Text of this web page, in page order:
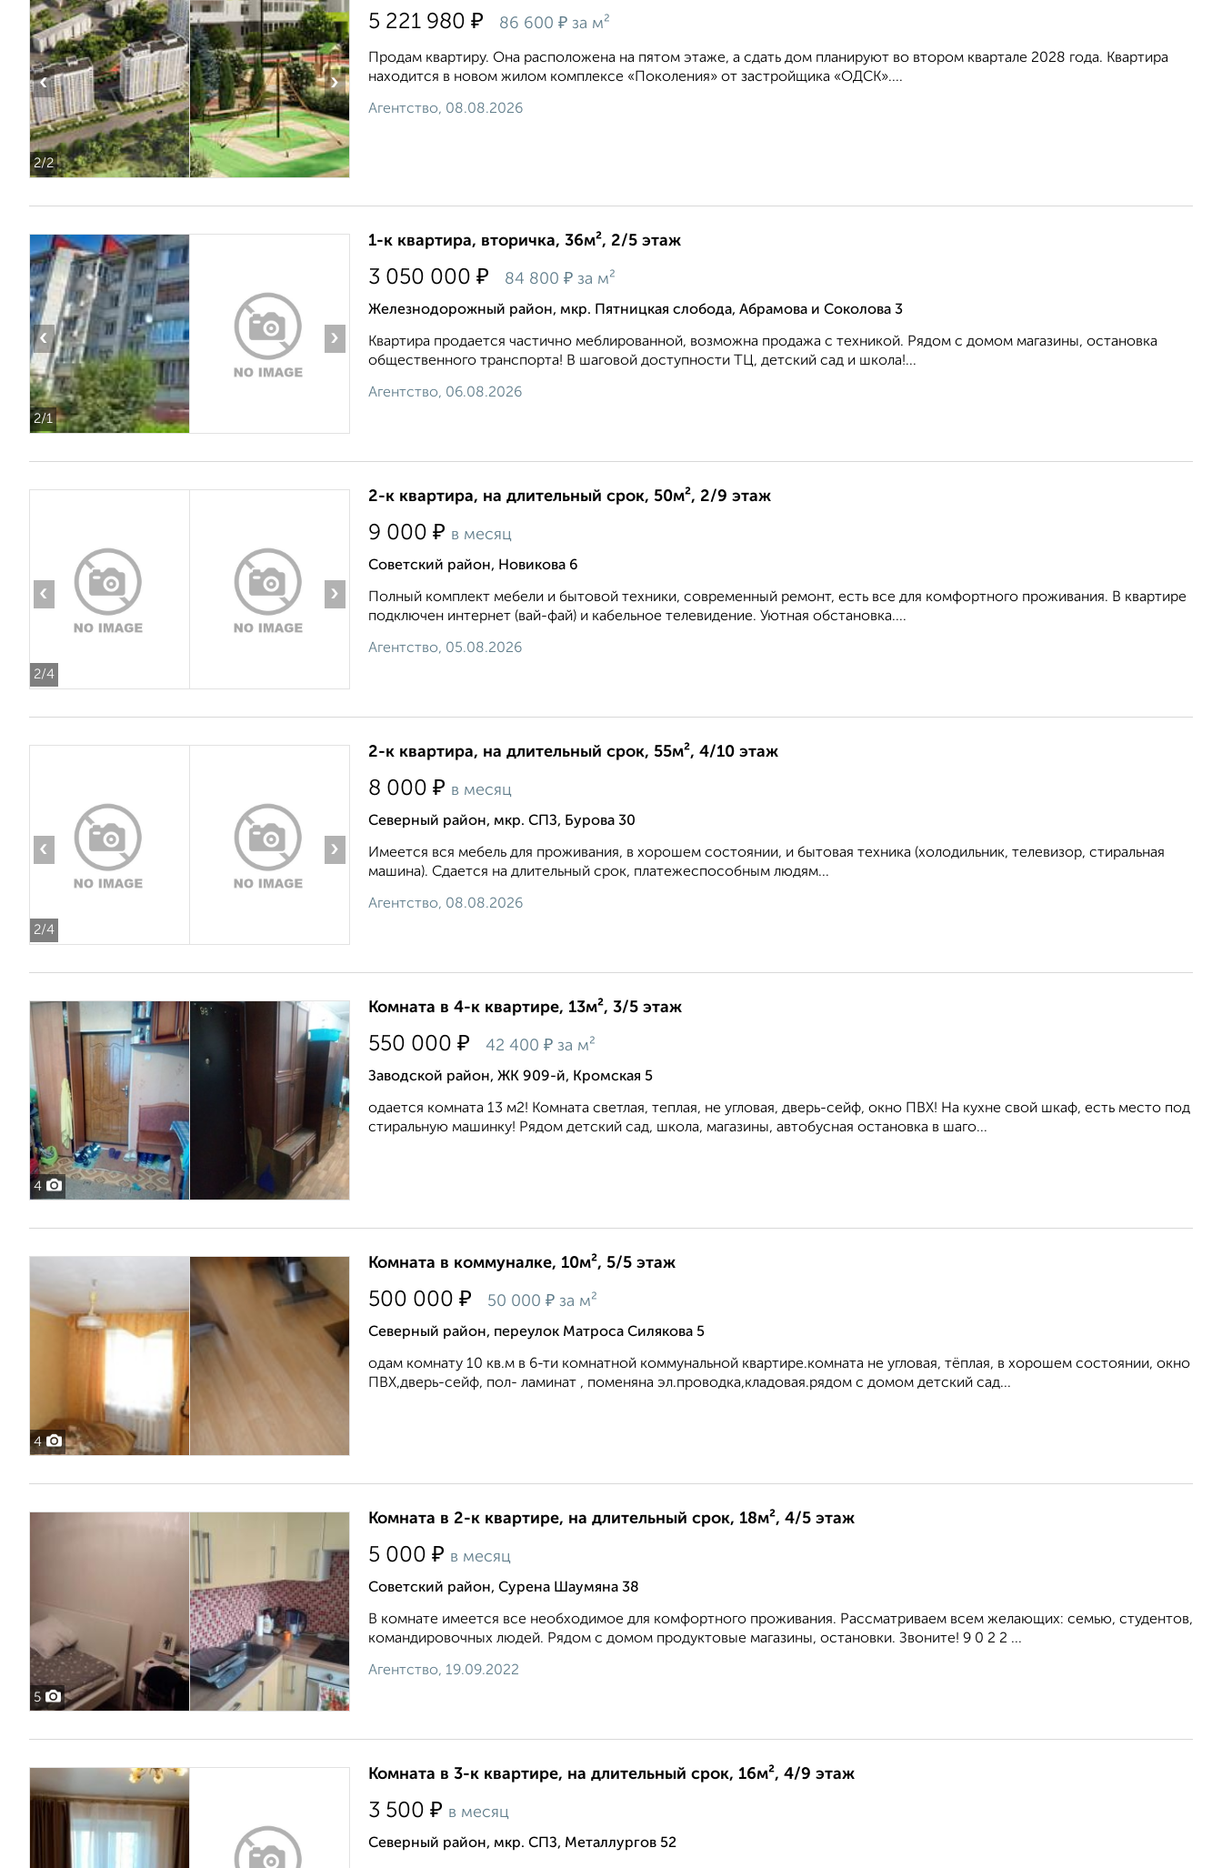
2/2
‹ ›
5 221 980 ₽ 86 600 ₽ за м²
Продам квартиру. Она расположена на пятом этаже, а сдать дом планируют во втором квартале 2028 года. Квартира
находится в новом жилом комплексе «Поколения» от застройщика «ОДСК»....
Агентство, 08.08.2026
2/1
‹ ›
1-к квартира, вторичка, 36м², 2/5 этаж
3 050 000 ₽ 84 800 ₽ за м²
Железнодорожный район, мкр. Пятницкая слобода, Абрамова и Соколова 3
Квартира продается частично меблированной, возможна продажа с техникой. Рядом с домом магазины, остановка
общественного транспорта! В шаговой доступности ТЦ, детский сад и школа!...
Агентство, 06.08.2026
2/4
‹ ›
2-к квартира, на длительный срок, 50м², 2/9 этаж
9 000 ₽ в месяц
Советский район, Новикова 6
Полный комплект мебели и бытовой техники, современный ремонт, есть все для комфортного проживания. В квартире
подключен интернет (вай-фай) и кабельное телевидение. Уютная обстановка....
Агентство, 05.08.2026
2/4
‹ ›
2-к квартира, на длительный срок, 55м², 4/10 этаж
8 000 ₽ в месяц
Северный район, мкр. СПЗ, Бурова 30
Имеется вся мебель для проживания, в хорошем состоянии, и бытовая техника (холодильник, телевизор, стиральная
машина). Сдается на длительный срок, платежеспособным людям...
Агентство, 08.08.2026
4
Комната в 4-к квартире, 13м², 3/5 этаж
550 000 ₽ 42 400 ₽ за м²
Заводской район, ЖК 909-й, Кромская 5
одается комната 13 м2! Комната светлая, теплая, не угловая, дверь-сейф, окно ПВХ! На кухне свой шкаф, есть место под
стиральную машинку! Рядом детский сад, школа, магазины, автобусная остановка в шаго...
4
Комната в коммуналке, 10м², 5/5 этаж
500 000 ₽ 50 000 ₽ за м²
Северный район, переулок Матроса Силякова 5
одам комнату 10 кв.м в 6-ти комнатной коммунальной квартире.комната не угловая, тёплая, в хорошем состоянии, окно
ПВХ,дверь-сейф, пол- ламинат , поменяна эл.проводка,кладовая.рядом с домом детский сад...
5
Комната в 2-к квартире, на длительный срок, 18м², 4/5 этаж
5 000 ₽ в месяц
Советский район, Сурена Шаумяна 38
В комнате имеется все необходимое для комфортного проживания. Рассматриваем всем желающих: семью, студентов,
командировочных людей. Рядом с домом продуктовые магазины, остановки. Звоните! 9 0 2 2 ...
Агентство, 19.09.2022
Комната в 3-к квартире, на длительный срок, 16м², 4/9 этаж
3 500 ₽ в месяц
Северный район, мкр. СПЗ, Металлургов 52